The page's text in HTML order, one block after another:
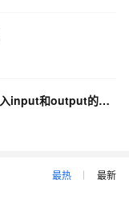
函数计算FC这个comfyui函数，怎么支持输入input和output的图像从oss关联加载？
最热 最新